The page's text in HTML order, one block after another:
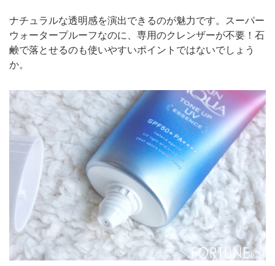
ナチュラルな透明感を演出できるのが魅力です。スーパー
ウォータープルーフなのに、専用のクレンザーが不要！石
鹸で落とせるのも使いやすいポイントではないでしょう
か。